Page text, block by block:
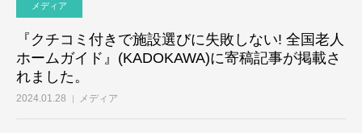
メディア
『クチコミ付きで施設選びに失敗しない! 全国老人
ホームガイド』(KADOKAWA)に寄稿記事が掲載さ
れました。
2024.01.28 メディア